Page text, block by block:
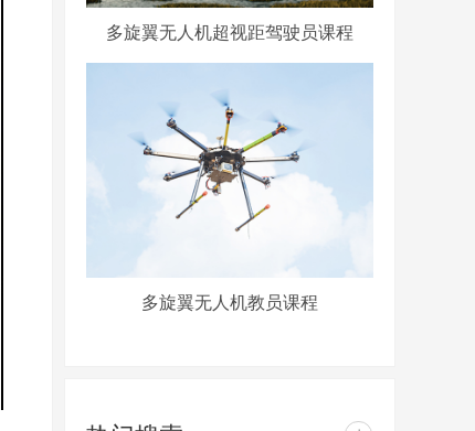
多旋翼无人机超视距驾驶员课程
多旋翼无人机教员课程